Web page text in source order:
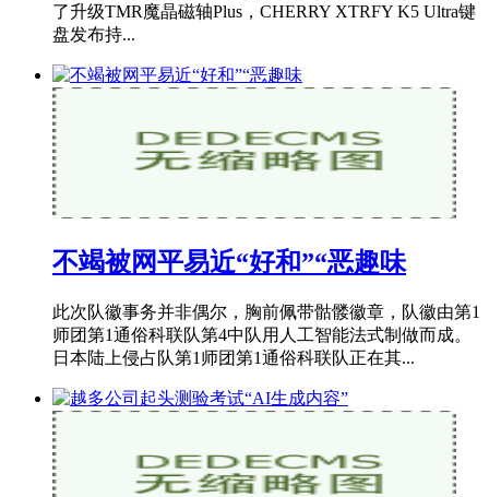
了升级TMR魔晶磁轴Plus，CHERRY XTRFY K5 Ultra键
盘发布持...
不竭被网平易近“好和”“恶趣味
此次队徽事务并非偶尔，胸前佩带骷髅徽章，队徽由第1
师团第1通俗科联队第4中队用人工智能法式制做而成。
日本陆上侵占队第1师团第1通俗科联队正在其...